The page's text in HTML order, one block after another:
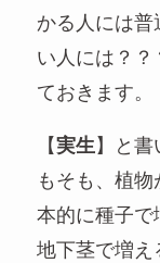
かる人には
い人には？？
ておきます。
【実生】と書
もそも、植
本的に種子で
地下茎で増え